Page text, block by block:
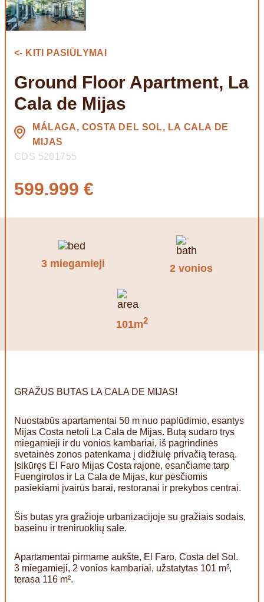
<- KITI PASIŪLYMAI
Ground Floor Apartment, La
Cala de Mijas
MÁLAGA, COSTA DEL SOL, LA CALA DE
MIJAS
CDS 5201755
599.999 €
3 miegamieji 2 vonios
101m2
GRAŽUS BUTAS LA CALA DE MIJAS!
Nuostabūs apartamentai 50 m nuo paplūdimio, esantys
Mijas Costa netoli La Cala de Mijas. Butą sudaro trys
miegamieji ir du vonios kambariai, iš pagrindinės
svetainės zonos patenkama į didžiulę privačią terasą.
Įsikūręs El Faro Mijas Costa rajone, esančiame tarp
Fuengirolos ir La Cala de Mijas, kur pėsčiomis
pasiekiami įvairūs barai, restoranai ir prekybos centrai.
Šis butas yra gražioje urbanizacijoje su gražiais sodais,
baseinu ir treniruoklių sale.
Apartamentai pirmame aukšte, El Faro, Costa del Sol.
3 miegamieji, 2 vonios kambariai, užstatytas 101 m²,
terasa 116 m².